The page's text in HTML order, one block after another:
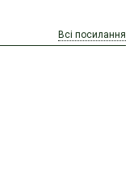
Всі посилання